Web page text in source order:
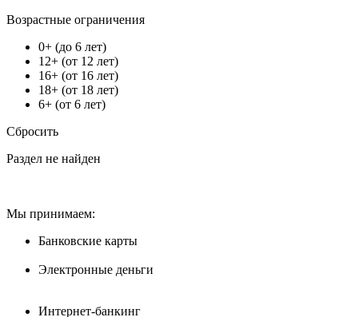
Возрастные ограничения
0+ (до 6 лет)
12+ (от 12 лет)
16+ (от 16 лет)
18+ (от 18 лет)
6+ (от 6 лет)
Сбросить
Раздел не найден
Мы принимаем:
Банковские карты
Электронные деньги
Интернет-банкинг